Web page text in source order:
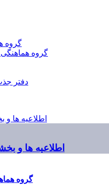
گروه
گروه هماهنگی
دفتر
اطلاعیه ها و
گروه